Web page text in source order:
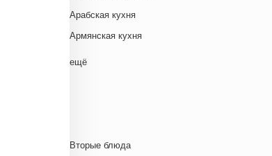
Арабская кухня
Армянская кухня
Белорусская
Венгерская кухня
ещё
Вторые блюда